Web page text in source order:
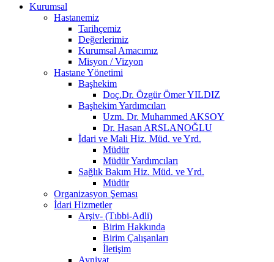
Kurumsal
Hastanemiz
Tarihçemiz
Değerlerimiz
Kurumsal Amacımız
Misyon / Vizyon
Hastane Yönetimi
Başhekim
Doç.Dr. Özgür Ömer YILDIZ
Başhekim Yardımcıları
Uzm. Dr. Muhammed AKSOY
Dr. Hasan ARSLANOĞLU
İdari ve Mali Hiz. Müd. ve Yrd.
Müdür
Müdür Yardımcıları
Sağlık Bakım Hiz. Müd. ve Yrd.
Müdür
Organizasyon Şeması
İdari Hizmetler
Arşiv- (Tıbbi-Adli)
Birim Hakkında
Birim Çalışanları
İletişim
Ayniyat